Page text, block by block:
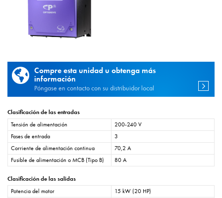
Compre esta unidad u obtenga más
información
Póngase en contacto con su distribuidor local
Clasificación de las entradas
Tensión de alimentación
200-240 V
Fases de entrada
3
Corriente de alimentación continua
70,2 A
Fusible de alimentación o MCB (Tipo B)
80 A
Clasificación de las salidas
Potencia del motor
15 kW (20 HP)